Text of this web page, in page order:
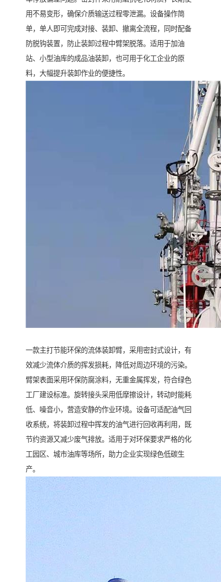
用不易变形，确保介质输送过程零泄漏。设备操作简
单，单人即可完成对接、装卸、撤离全流程，同时配备
防脱钩装置，防止装卸过程中臂架脱落。适用于加油
站、小型油库的成品油装卸，也可用于化工企业的原
料，大幅提升装卸作业的便捷性。
一款主打节能环保的流体装卸臂，采用密封式设计，有
效减少流体介质的挥发损耗，降低对周边环境的污染。
臂架表面采用环保防腐涂料，无重金属挥发，符合绿色
工厂建设标准。旋转接头采用低摩擦设计，转动时能耗
低、噪音小，营造安静的作业环境。设备可适配油气回
收系统，将装卸过程中挥发的油气进行回收再利用，既
节约资源又减少废气排放。适用于对环保要求严格的化
工园区、城市油库等场所，助力企业实现绿色低碳生
产。